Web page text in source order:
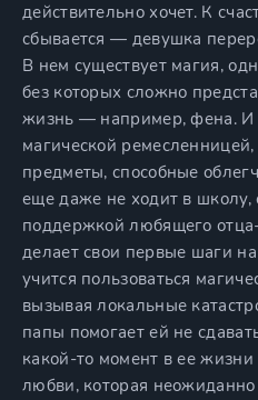
действительно хочет. К
сбывается — девушка
В нем существует магия,
без которых сложно
жизнь — например, фена. И
магической ремесленницей,
предметы, способные
еще даже не ходит в школу,
поддержкой любящего
делает свои первые шаги
учится пользоваться
вызывая локальные
папы помогает ей не
какой-то момент в ее жизни
любви, которая